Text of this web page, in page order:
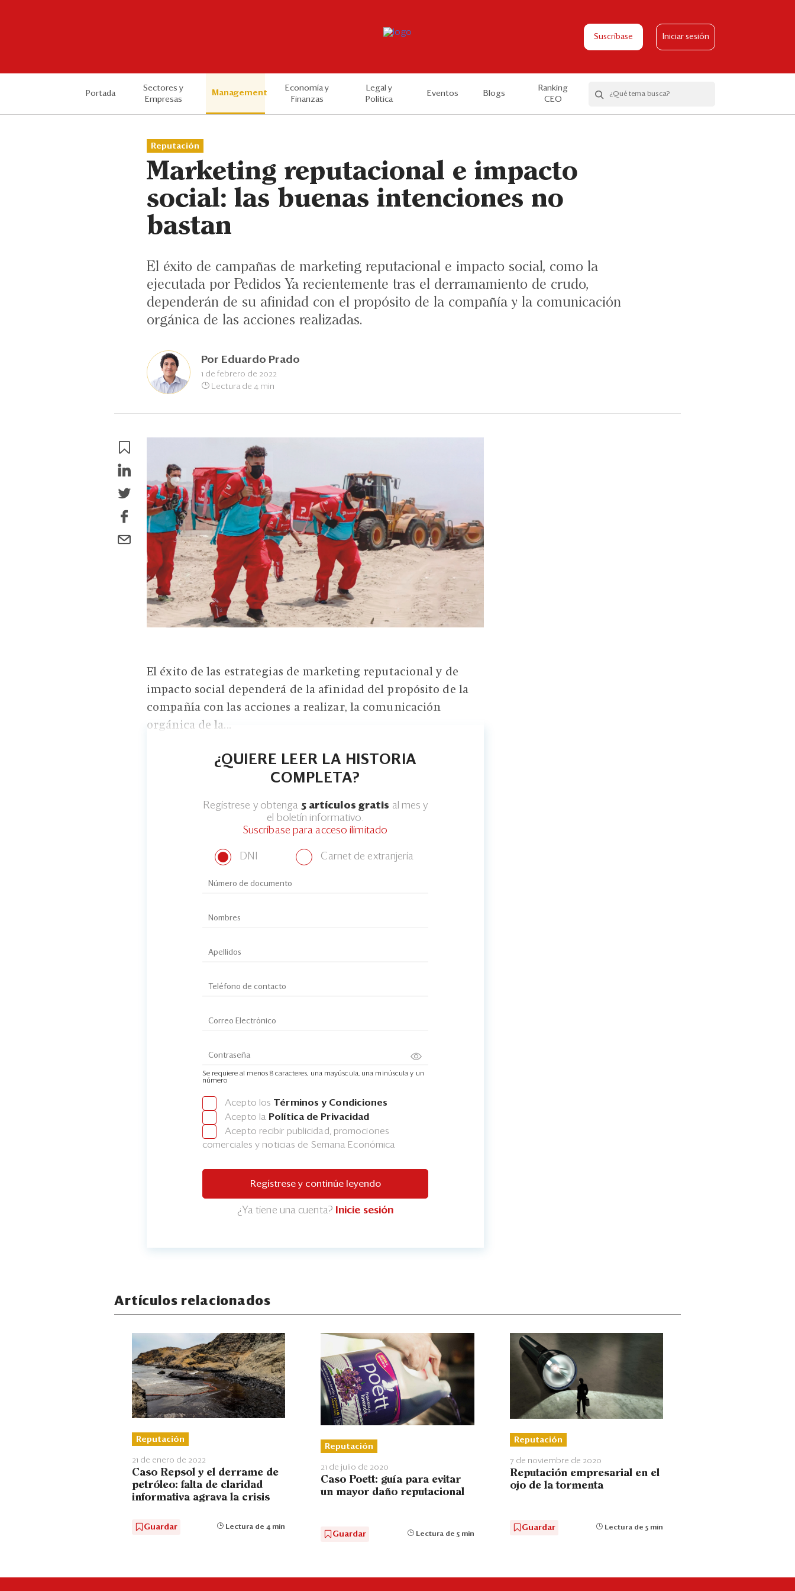
Suscríbase Iniciar sesión
Portada
Sectores y
Empresas
Management
Economía y
Finanzas
Legal y
Política
Eventos Blogs
Ranking
CEO
Reputación
Marketing reputacional e impacto
social: las buenas intenciones no
bastan
El éxito de campañas de marketing reputacional e impacto social, como la
ejecutada por Pedidos Ya recientemente tras el derramamiento de crudo,
dependerán de su afinidad con el propósito de la compañía y la comunicación
orgánica de las acciones realizadas.
Por Eduardo Prado
1 de febrero de 2022
Lectura de 4 min
El éxito de las estrategias de marketing reputacional y de
impacto social dependerá de la afinidad del propósito de la
compañía con las acciones a realizar, la comunicación
orgánica de la...
¿QUIERE LEER LA HISTORIA
COMPLETA?
Regístrese y obtenga 5 artículos gratis al mes y
el boletín informativo.
Suscríbase para acceso ilimitado
DNI Carnet de extranjería
Se requiere al menos 8 caracteres, una mayúscula, una minúscula y un
número
Acepto los Términos y Condiciones
Acepto la Política de Privacidad
Acepto recibir publicidad, promociones
comerciales y noticias de Semana Económica
Regístrese y continúe leyendo
¿Ya tiene una cuenta? Inicie sesión
Artículos relacionados
Reputación
21 de enero de 2022
Caso Repsol y el derrame de
petróleo: falta de claridad
informativa agrava la crisis
Guardar Lectura de 4 min
Reputación
21 de julio de 2020
Caso Poett: guía para evitar
un mayor daño reputacional
Guardar Lectura de 5 min
Reputación
7 de noviembre de 2020
Reputación empresarial en el
ojo de la tormenta
Guardar Lectura de 5 min